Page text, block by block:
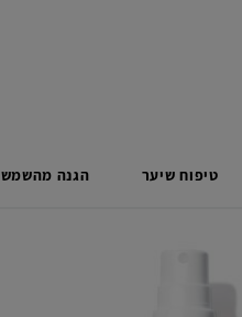
טיפוח שיער הגנה מהשמש